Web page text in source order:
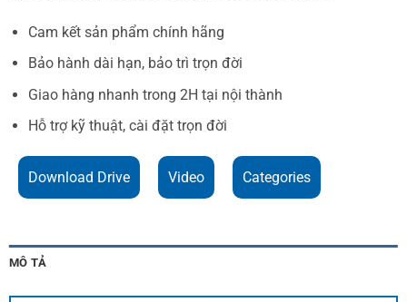
Cam kết sản phẩm chính hãng
Bảo hành dài hạn, bảo trì trọn đời
Giao hàng nhanh trong 2H tại nội thành
Hỗ trợ kỹ thuật, cài đặt trọn đời
Download Drive Video Categories
MÔ TẢ